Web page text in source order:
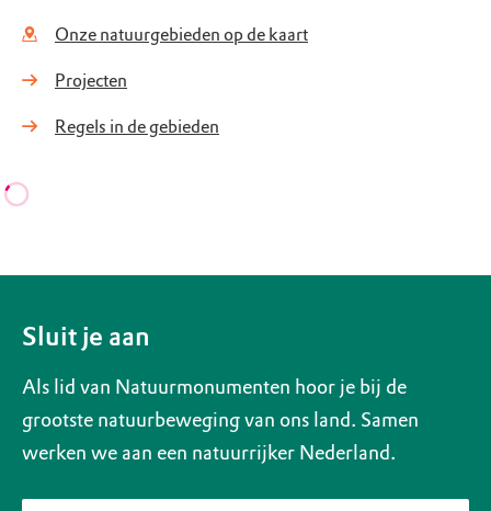
Onze natuurgebieden op de kaart
Projecten
Regels in de gebieden
Sluit je aan
Als lid van Natuurmonumenten hoor je bij de
grootste natuurbeweging van ons land. Samen
werken we aan een natuurrijker Nederland.